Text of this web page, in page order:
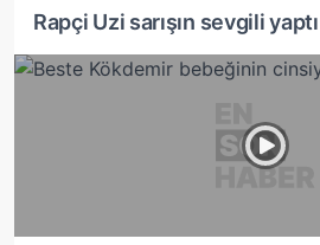
Rapçi Uzi sarışın sevgili yaptı